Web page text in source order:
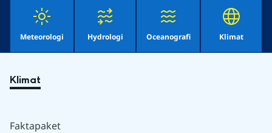
Meteorologi Hydrologi Oceanografi Klimat
Klimat
Faktapaket